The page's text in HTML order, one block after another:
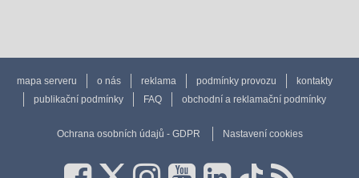
mapa serveru o nás reklama podmínky provozu
kontakty
publikační podmínky
FAQ obchodní a reklamační podmínky
Ochrana osobních údajů - GDPR Nastavení cookies